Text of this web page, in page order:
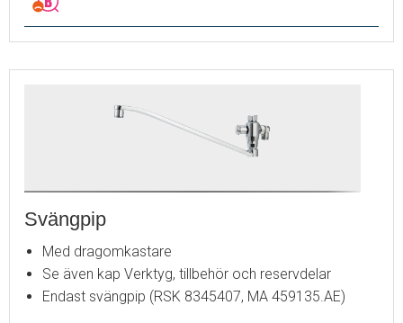
Svängpip
Med dragomkastare
Se även kap Verktyg, tillbehör och reservdelar
Endast svängpip (RSK 8345407, MA 459135.AE)